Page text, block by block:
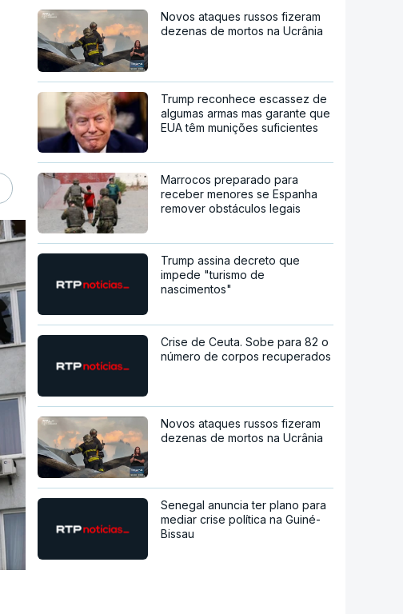
Novos ataques russos fizeram
dezenas de mortos na Ucrânia
Trump reconhece escassez de
algumas armas mas garante que
EUA têm munições suficientes
Marrocos preparado para
receber menores se Espanha
remover obstáculos legais
Trump assina decreto que
impede "turismo de
nascimentos"
Crise de Ceuta. Sobe para 82 o
número de corpos recuperados
Novos ataques russos fizeram
dezenas de mortos na Ucrânia
Senegal anuncia ter plano para
mediar crise política na Guiné-
Bissau